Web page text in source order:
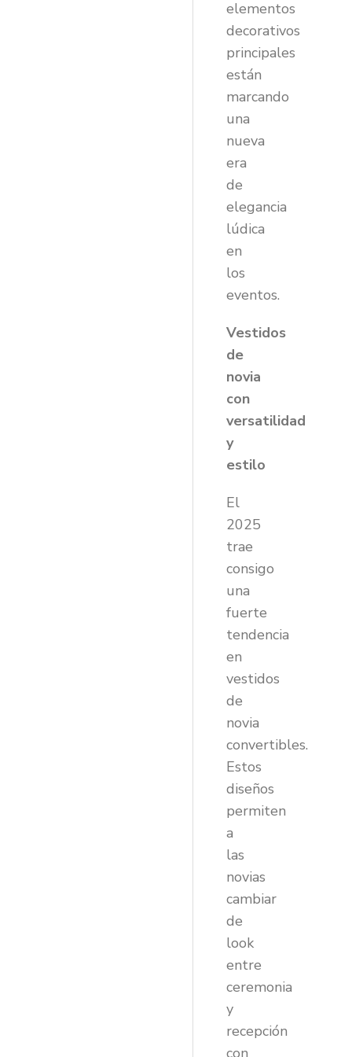
elementos
decorativos
principales
están
marcando
una
nueva
era
de
elegancia
lúdica
en
los
eventos.
Vestidos
de
novia
con
versatilidad
y
estilo
El
2025
trae
consigo
una
fuerte
tendencia
en
vestidos
de
novia
convertibles.
Estos
diseños
permiten
a
las
novias
cambiar
de
look
entre
ceremonia
y
recepción
con